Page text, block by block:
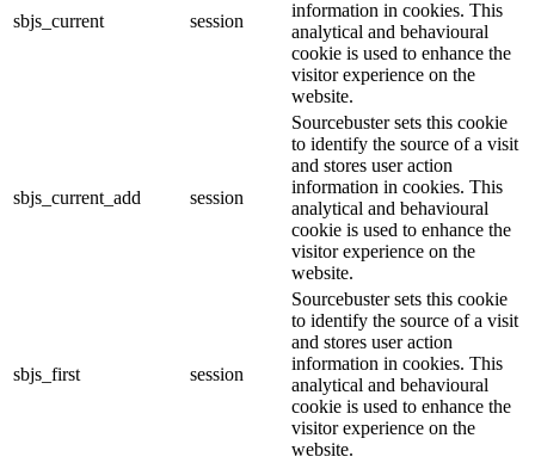
sbjs_current session
information in cookies. This
analytical and behavioural
cookie is used to enhance the
visitor experience on the
website.
sbjs_current_add session
Sourcebuster sets this cookie
to identify the source of a visit
and stores user action
information in cookies. This
analytical and behavioural
cookie is used to enhance the
visitor experience on the
website.
sbjs_first session
Sourcebuster sets this cookie
to identify the source of a visit
and stores user action
information in cookies. This
analytical and behavioural
cookie is used to enhance the
visitor experience on the
website.